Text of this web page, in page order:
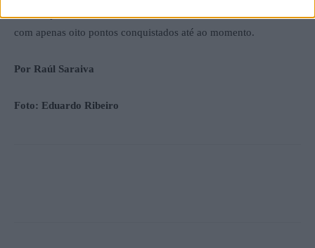
com apenas oito pontos conquistados até ao momento.
Por Raúl Saraiva
Foto: Eduardo Ribeiro